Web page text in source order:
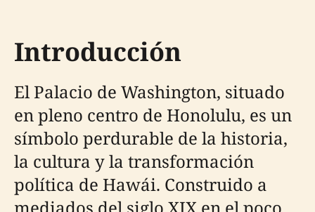
Introducción
El Palacio de Washington, situado
en pleno centro de Honolulu, es un
símbolo perdurable de la historia,
la cultura y la transformación
política de Hawái. Construido a